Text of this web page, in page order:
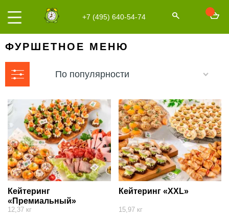
+7 (495) 640-54-74
ФУРШЕТНОЕ МЕНЮ
По популярности
Кейтеринг
«Премиальный»
12,37 кг
Кейтеринг «XXL»
15,97 кг